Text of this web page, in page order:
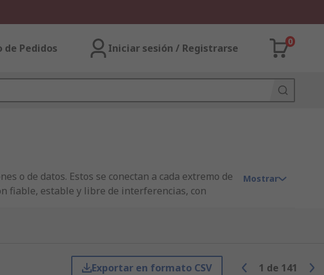
Pedidos Iniciar sesión / Registrarse
0
o de datos. Estos se conectan a cada extremo de
fiable, estable y libre de interferencias, con
para conectar cables Ethernet a equipos en
Mostrar
Exportar en formato CSV 1 de 141